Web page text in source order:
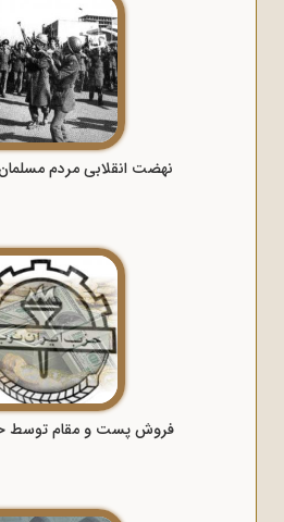
نهضت انقلابی مردم مسلمان
فروش پست و مقام توسط